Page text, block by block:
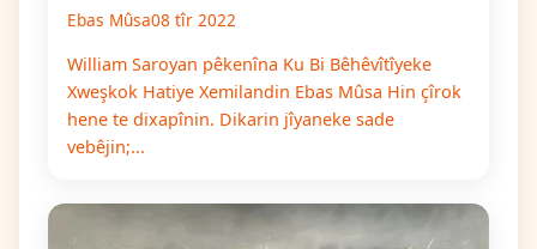
Ebas Mûsa08 tîr 2022
William Saroyan pêkenîna Ku Bi Bêhêvîtîyeke
Xweşkok Hatiye Xemilandin Ebas Mûsa Hin çîrok
hene te dixapînin. Dikarin jîyaneke sade
vebêjin;...